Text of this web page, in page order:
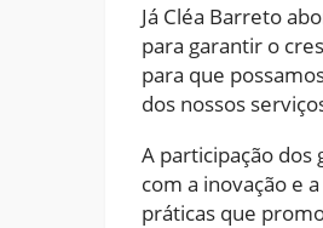
Já Cléa Barreto
para garantir o
para que
dos nossos
A participação
com a inovação e
práticas que